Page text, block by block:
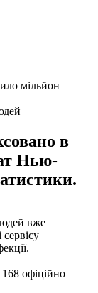
в
Нью-
вже
офіційно